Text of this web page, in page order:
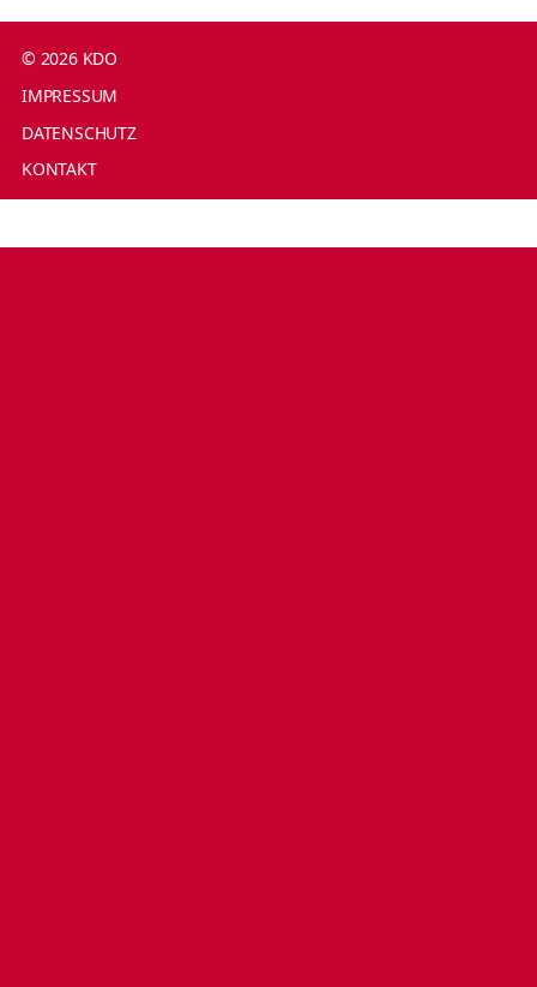
© 2026 KDO
IMPRESSUM
DATENSCHUTZ
KONTAKT